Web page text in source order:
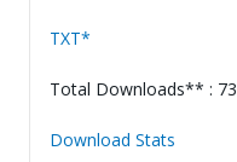
TXT*
Total Downloads** : 73
Download Stats